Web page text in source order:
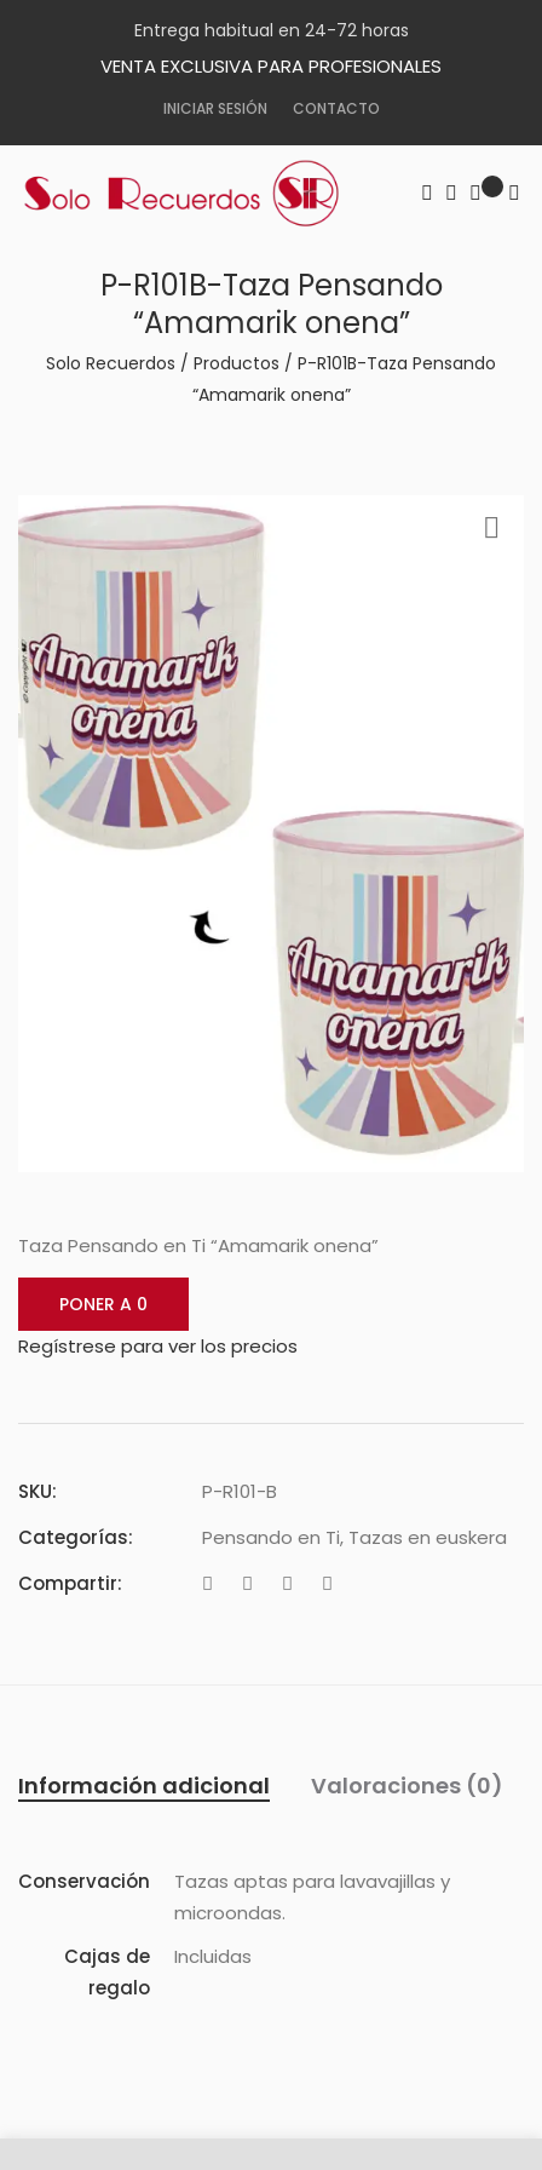
Entrega habitual en 24-72 horas
VENTA EXCLUSIVA PARA PROFESIONALES
INICIAR SESIÓN CONTACTO
P-R101B-Taza Pensando
“Amamarik onena”
Solo Recuerdos / Productos / P-R101B-Taza Pensando
“Amamarik onena”
Taza Pensando en Ti “Amamarik onena”
PONER A 0
Regístrese para ver los precios
SKU:
P-R101-B
Categorías:
Pensando en Ti, Tazas en euskera
Compartir:
Información adicional Valoraciones (0)
Conservación
Tazas aptas para lavavajillas y
microondas.
Cajas de
regalo
Incluidas